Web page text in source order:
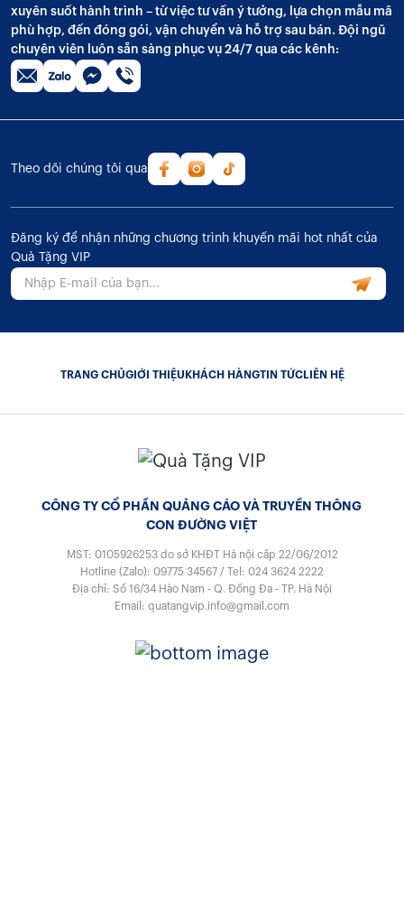
xuyên suốt hành trình – từ việc tư vấn ý tưởng, lựa chọn mẫu mã
phù hợp, đến đóng gói, vận chuyển và hỗ trợ sau bán. Đội ngũ
chuyên viên luôn sẵn sàng phục vụ 24/7 qua các kênh:
Theo dõi chúng tôi qua
Đăng ký để nhận những chương trình khuyến mãi hot nhất của
Quà Tặng VIP
TRANG CHỦGIỚI THIỆU KHÁCH HÀNGTIN TỨCLIÊN HỆ
CÔNG TY CỔ PHẦN QUẢNG CÁO VÀ TRUYỀN THÔNG
CON ĐƯỜNG VIỆT
MST: 0105926253 do sở KHĐT Hà nội cấp 22/06/2012
Hotline (Zalo): 09775 34567 / Tel: 024 3624 2222
Địa chỉ: Số 16/34 Hào Nam - Q. Đống Đa - TP. Hà Nội
Email: quatangvip.info@gmail.com